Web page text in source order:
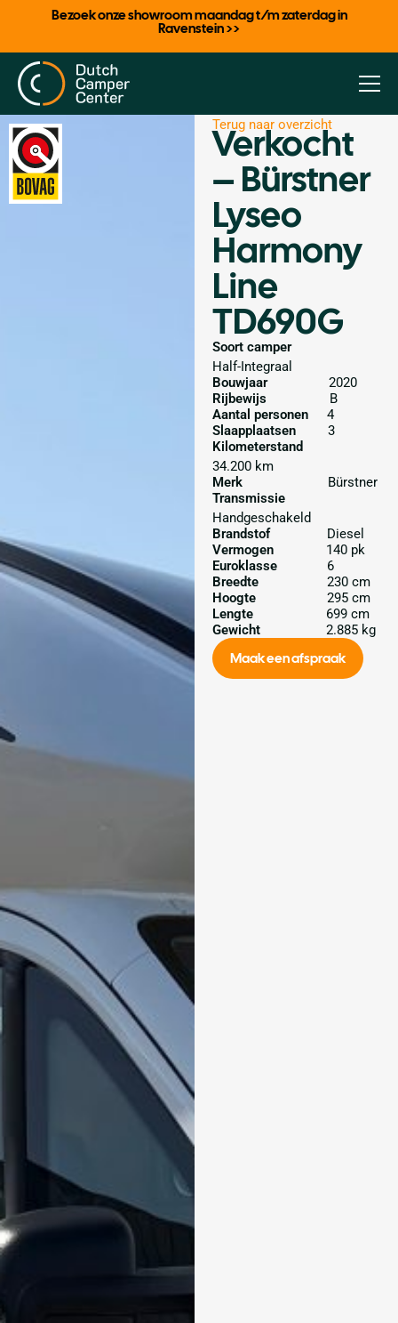
Bezoek onze showroom maandag t/m zaterdag in
Ravenstein >>
Terug naar overzicht
Verkocht
– Bürstner
Lyseo
Harmony
Line
TD690G
Soort camper
Half-Integraal
Bouwjaar
2020
Rijbewijs
B
Aantal personen
4
Slaapplaatsen
3
Kilometerstand
34.200 km
Merk
Bürstner
Transmissie
Handgeschakeld
Brandstof
Diesel
Vermogen
140 pk
Euroklasse
6
Breedte
230 cm
Hoogte
295 cm
Lengte
699 cm
Gewicht
2.885 kg
Maak een afspraak